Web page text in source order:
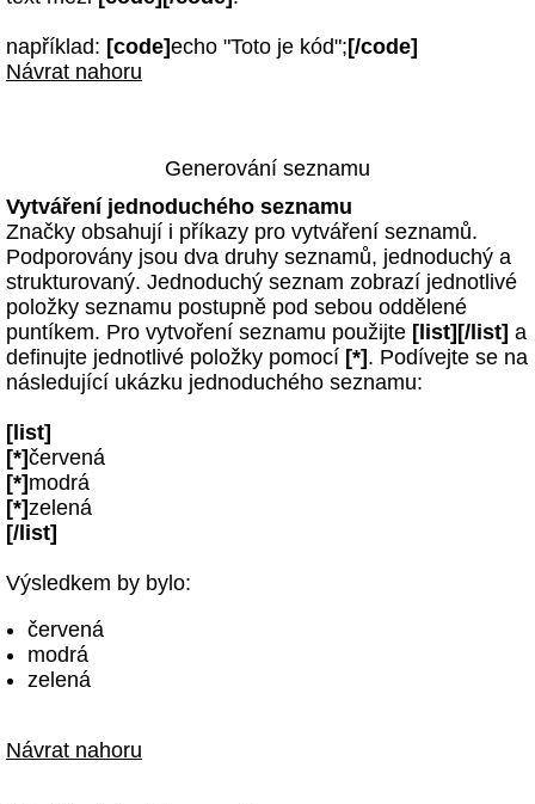
například: [code]echo "Toto je kód"; [/code]
Návrat nahoru
Generování seznamu
Vytváření jednoduchého seznamu
Značky obsahují i příkazy pro vytváření seznamů.
Podporovány jsou dva druhy seznamů, jednoduchý a
strukturovaný. Jednoduchý seznam zobrazí jednotlivé
položky seznamu postupně pod sebou oddělené
puntíkem. Pro vytvoření seznamu použijte [list][/list] a
definujte jednotlivé položky pomocí [*] . Podívejte se na
následující ukázku jednoduchého seznamu:
[list]
[*]červená
[*] modrá
[*]zelená
[/list]
Výsledkem by bylo:
červená
modrá
zelená
Návrat nahoru